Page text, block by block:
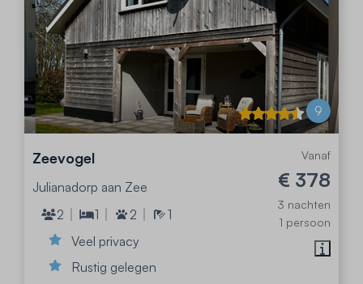
9
Vanaf
€ 378
3 nachten
1 persoon
Zeevogel
Julianadorp aan Zee
2
1 2
1
Veel privacy
Rustig gelegen